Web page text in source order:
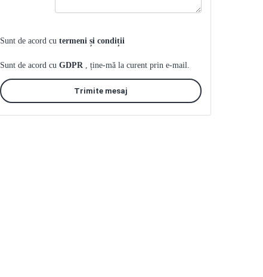
Sunt de acord cu termeni și condiții
Sunt de acord cu GDPR , ține-mă la curent prin e-mail.
Trimite mesaj